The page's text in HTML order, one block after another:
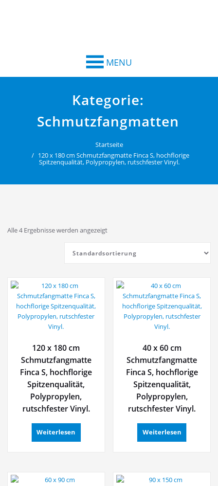
MENU
Kategorie:
Schmutzfangmatten
Startseite
120 x 180 cm Schmutzfangmatte Finca S, hochflorige
Spitzenqualität, Polypropylen, rutschfester Vinyl.
Alle 4 Ergebnisse werden angezeigt
120 x 180 cm
Schmutzfangmatte
Finca S, hochflorige
Spitzenqualität,
Polypropylen,
rutschfester Vinyl.
Weiterlesen
40 x 60 cm
Schmutzfangmatte
Finca S, hochflorige
Spitzenqualität,
Polypropylen,
rutschfester Vinyl.
Weiterlesen